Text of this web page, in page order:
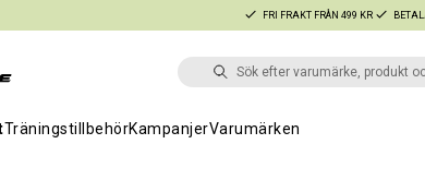
FRI FRAKT FRÅN 499 KR
TräningstillbehörKampanjerVarumärken